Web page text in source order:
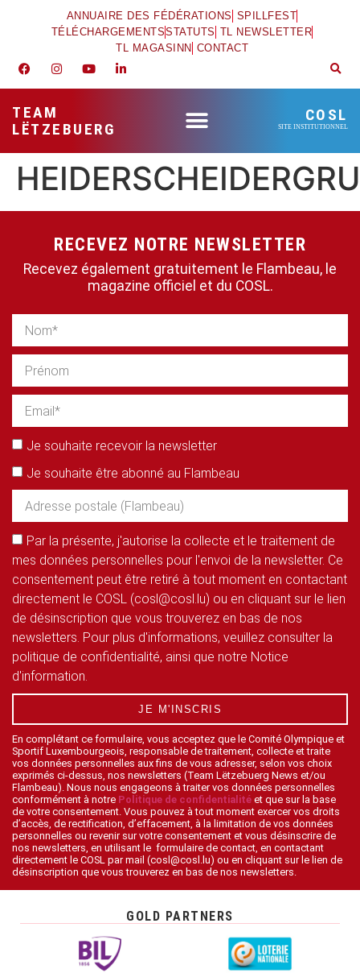
ANNUAIRE DES FÉDÉRATIONS SPILLFEST
TÉLÉCHARGEMENTSSTATUTS TL NEWSLETTER
TL MAGASINN CONTACT
TEAM
LËTZEBUERG
COSL
SITE INSTITUTIONNEL
RECEVEZ NOTRE NEWSLETTER
Recevez également gratuitement le Flambeau, le
magazine officiel et du COSL.
Je souhaite recevoir la newsletter
Je souhaite être abonné au Flambeau
Par la présente, j'autorise la collecte et le traitement de
mes données personnelles pour l'envoi de la newsletter. Ce
consentement peut être retiré à tout moment en contactant
directement le COSL (cosl@cosl.lu) ou en cliquant sur le lien
de désinscription que vous trouverez en bas de nos
newsletters. Pour plus d'informations, veuillez consulter la
politique de confidentialité, ainsi que notre Notice
d'information.
JE M'INSCRIS
En complétant ce formulaire, vous acceptez que le Comité Olympique et
Sportif Luxembourgeois, responsable de traitement, collecte et traite
vos données personnelles aux fins de vous adresser, selon vos choix
exprimés ci-dessus, nos newsletters (Team Lëtzebuerg News et/ou
Flambeau). Nous nous engageons à traiter vos données personnelles
conformément à notre Politique de confidentialité et que sur la base
de votre consentement. Vous pouvez à tout moment exercer vos droits
d’accès, de rectification, d’effacement, à la limitation de vos données
personnelles ou revenir sur votre consentement et vous désinscrire de
nos newsletters, en utilisant le formulaire de contact, en contactant
directement le COSL par mail (cosl@cosl.lu) ou en cliquant sur le lien de
désinscription que vous trouverez en bas de nos newsletters.
GOLD PARTNERS